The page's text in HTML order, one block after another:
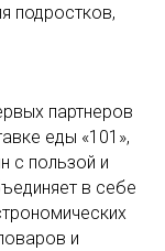
подростков,
партнеров
еды «101»,
с пользой и
в себе
и